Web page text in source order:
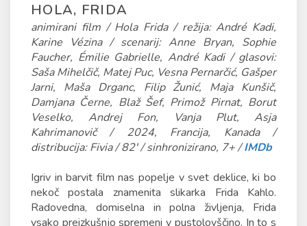
HOLA, FRIDA
animirani film / Hola Frida / režija: André Kadi,
Karine Vézina / scenarij: Anne Bryan, Sophie
Faucher, Émilie Gabrielle, André Kadi / glasovi:
Saša Mihelčič, Matej Puc, Vesna Pernarčić, Gašper
Jarni, Maša Drganc, Filip Žunić, Maja Kunšič,
Damjana Černe, Blaž Šef, Primož Pirnat, Borut
Veselko, Andrej Fon, Vanja Plut, Asja
Kahrimanovič / 2024, Francija, Kanada /
distribucija: Fivia / 82' / sinhronizirano, 7+ /IMDb
Igriv in barvit film nas popelje v svet deklice, ki bo
nekoč postala znamenita slikarka Frida Kahlo.
Radovedna, domiselna in polna življenja, Frida
vsako preizkušnjo spremeni v pustolovščino. In to s